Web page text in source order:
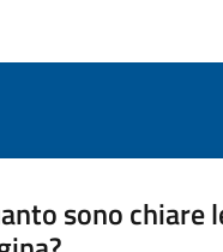
sono chiare